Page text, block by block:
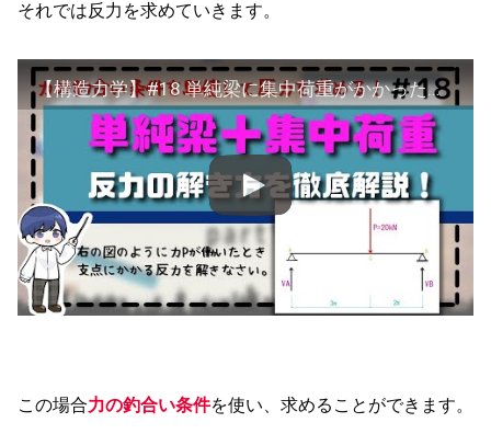
それでは反力を求めていきます。
【構造力学】#18 単純梁に集中荷重がかかった場合の反力の求め方を解説！
この場合力の釣合い条件を使い、求めることができます。